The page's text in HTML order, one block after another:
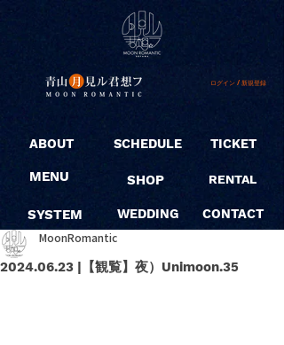
ログイン / 新規登録
ABOUT
MENU
SYSTEM
SCHEDULE
SHOP
WEDDING
TICKET
RENTAL
CONTACT
2024.06.23 |【観覧】夜）Unimoon.35
MoonRomantic